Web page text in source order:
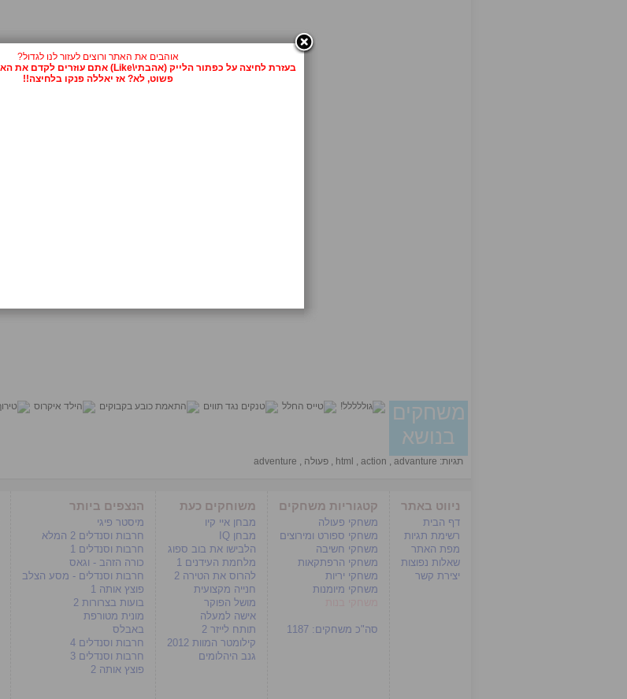
משחקים
בנושא
תגיות: html , action , advanture
, פעולה ,
adventure
ניווט באתר
דף הבית
רשימת תגיות
מפת האתר
שאלות נפוצות
יצירת קשר
קטגוריות משחקים
משחקי פעולה
משחקי ספורט ומירוצים
משחקי חשיבה
משחקי הרפתקאות
משחקי יריות
משחקי מיומנות
סה"כ משחקים: 1187
משוחקים כעת
מבחן איי קיו
מבחן IQ
הלבישו את בוב ספוג
מלחמת העידנים 1
להרוס את הטירה 2
חנייה מקצועית
מושל הפוקר
אישה למעלה
תותח לייזר 2
קילומטר המוות 2012
גנב היהלומים
הנצפים ביותר
מיסטר פיגי
חרבות וסנדלים 2 המלא
חרבות וסנדלים 1
כורה הזהב - וגאס
חרבות וסנדלים - מסע הצלב
פוצץ אותה 1
בועות בצרורות 2
מונית מטורפת
באבלס
חרבות וסנדלים 4
חרבות וסנדלים 3
פוצץ אותה 2
אוהבים את האתר ורוצים לעזור לנו לגדול?
בעזרת לחיצה על כפתור הלייק (אהבתי\Like) אתם עוזרים לקדם את האתר ולעזור לו להתפרסם.
פשוט, לא? אז יאללה פנקו בלחיצה!!